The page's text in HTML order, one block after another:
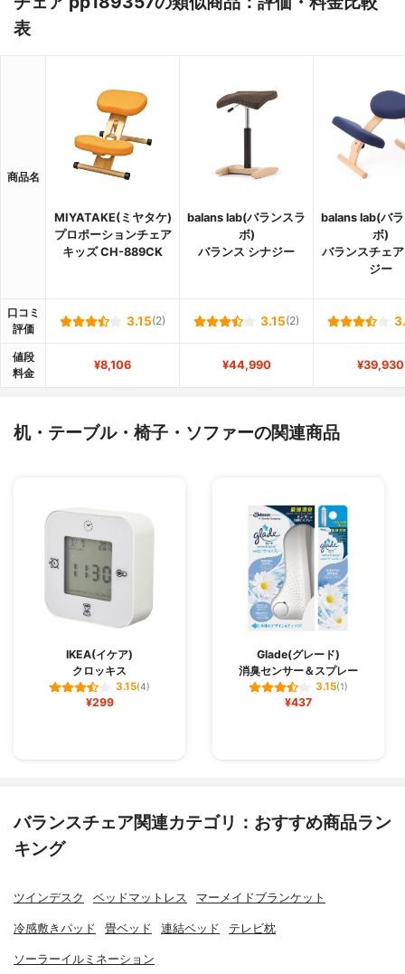
表
商品名
MIYATAKE(ミヤタケ)
プロポーションチェア
キッズ CH-889CK
balans lab(バランスラ
ボ)
バランス シナジー
balans lab(バ
ボ)
バランスチェ
ジー
口コミ
評価
3.15(2) 3.15(2)
値段
料金
¥8,106 ¥44,990 ¥39,930
机・テーブル・椅子・ソファーの関連商品
IKEA(イケア)
クロッキス
3.15(4)
¥299
Glade(グレード)
消臭センサー＆スプレー
3.15(1)
¥437
バランスチェア関連カテゴリ：おすすめ商品ラン
キング
ツインデスク ベッドマットレス マーメイドブランケット
冷感敷きパッド 畳ベッド 連結ベッド テレビ枕
ソーラーイルミネーション